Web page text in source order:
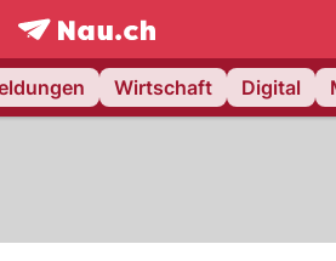
frontpage.NAU.ch
Wirtschaft Digital